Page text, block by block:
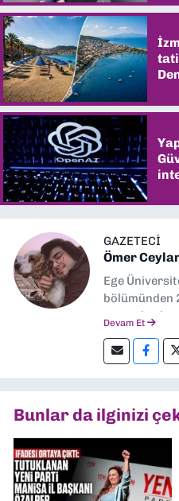
GAZETECİ
Ömer
Ege
bölümünden
gazetelerde
editörlük
Devam Et
Bunlar da ilginizi